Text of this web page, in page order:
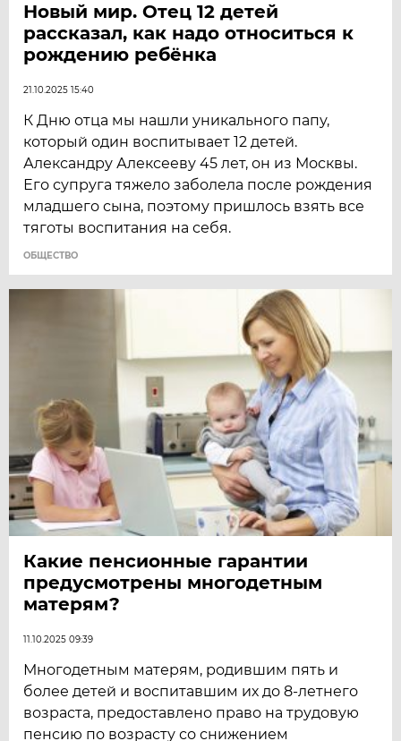
Новый мир. Отец 12 детей
рассказал, как надо относиться к
рождению ребёнка
21.10.2025 15:40
К Дню отца мы нашли уникального папу,
который один воспитывает 12 детей.
Александру Алексееву 45 лет, он из Москвы.
Его супруга тяжело заболела после рождения
младшего сына, поэтому пришлось взять все
тяготы воспитания на себя.
ОБЩЕСТВО
Какие пенсионные гарантии
предусмотрены многодетным
матерям?
11.10.2025 09:39
Многодетным матерям, родившим пять и
более детей и воспитавшим их до 8-летнего
возраста, предоставлено право на трудовую
пенсию по возрасту со снижением